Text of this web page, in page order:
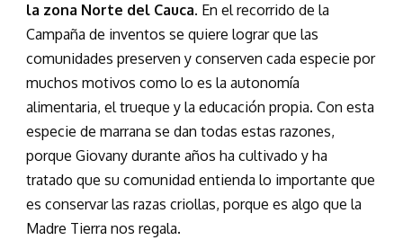
la zona Norte del Cauca. En el recorrido de la
Campaña de inventos se quiere lograr que las
comunidades preserven y conserven cada especie por
muchos motivos como lo es la autonomía
alimentaria, el trueque y la educación propia. Con esta
especie de marrana se dan todas estas razones,
porque Giovany durante años ha cultivado y ha
tratado que su comunidad entienda lo importante que
es conservar las razas criollas, porque es algo que la
Madre Tierra nos regala.